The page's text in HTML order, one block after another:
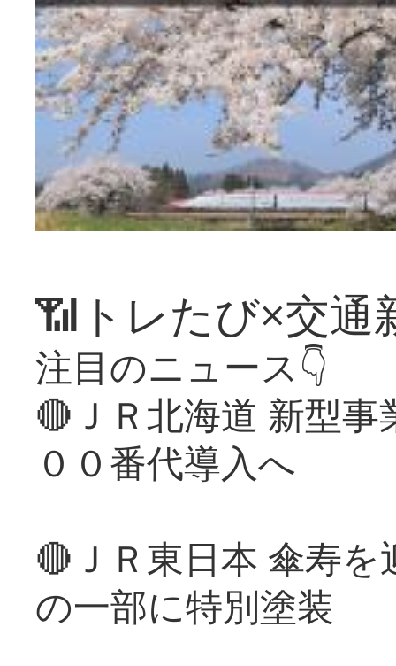
📶トレたび×交通
注目のニュース👇
🔴ＪＲ北海道 新型
００番代導入へ
🔴ＪＲ東日本 傘寿
の一部に特別塗装